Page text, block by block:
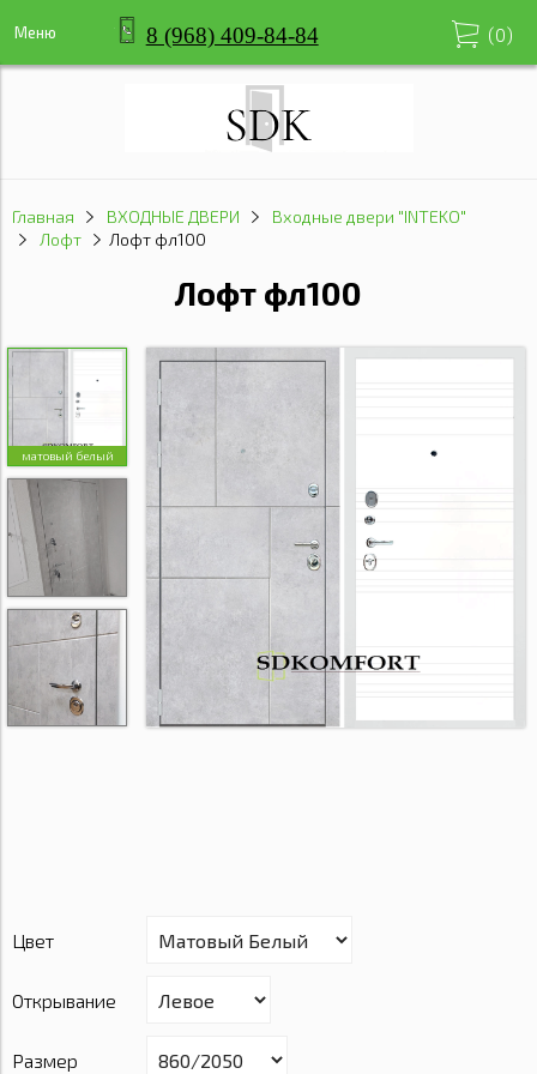
Меню 8 (968) 409-84-84 (0)
Главная ВХОДНЫЕ ДВЕРИ
Входные двери "INTEKO"
Лофт
Лофт фл100
Лофт фл100
матовый белый
Цвет
Открывание
Размер